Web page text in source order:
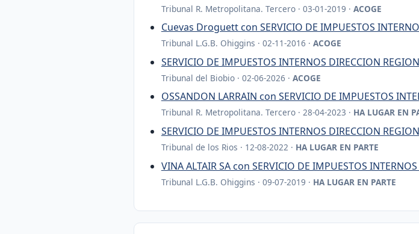
Tribunal R. Metropolitana. Tercero · 03-01-2019 · ACOGE
Cuevas Droguett con SERVICIO DE IMPUESTOS
Tribunal L.G.B. Ohiggins · 02-11-2016 · ACOGE
SERVICIO DE IMPUESTOS INTERNOS DIRECCION
Tribunal del Biobio · 02-06-2026 · ACOGE
OSSANDON LARRAIN con SERVICIO DE IMPUESTOS
Tribunal R. Metropolitana. Tercero · 28-04-2023 · HA LUGAR EN
SERVICIO DE IMPUESTOS INTERNOS DIRECCION
Tribunal de los Rios · 12-08-2022 · HA LUGAR EN PARTE
VINA ALTAIR SA con SERVICIO DE IMPUESTOS
Tribunal L.G.B. Ohiggins · 09-07-2019 · HA LUGAR EN PARTE